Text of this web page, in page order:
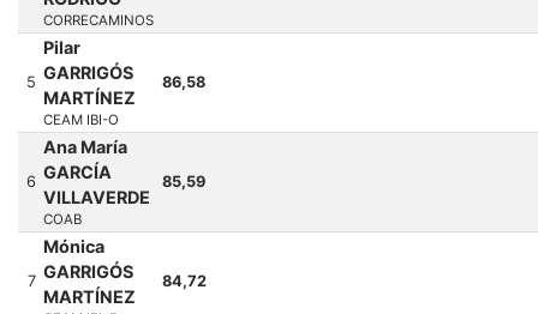
CORRECAMINOS
5
Pilar
GARRIGÓS
MARTÍNEZ
CEAM IBI-O
86,58
6
Ana María
GARCÍA
VILLAVERDE
COAB
85,59
7
Mónica
GARRIGÓS
MARTÍNEZ
84,72